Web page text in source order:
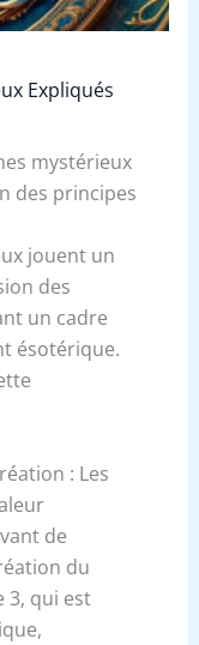
Expliqués
mystérieux
des principes
jouent un
des
un cadre
ésotérique.
: Les
de
du
3, qui est